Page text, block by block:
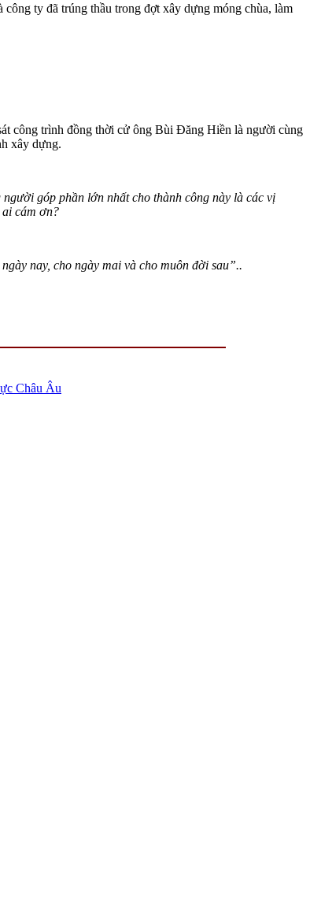
ty đã trúng thầu trong đợt xây dựng móng chùa, làm
công trình đồng thời cử ông Bùi Đăng Hiền là người cùng
xây dựng.
góp phần lớn nhất cho thành công này là các vị
cám ơn?
nay, cho ngày mai và cho muôn đời sau”..
Châu Âu